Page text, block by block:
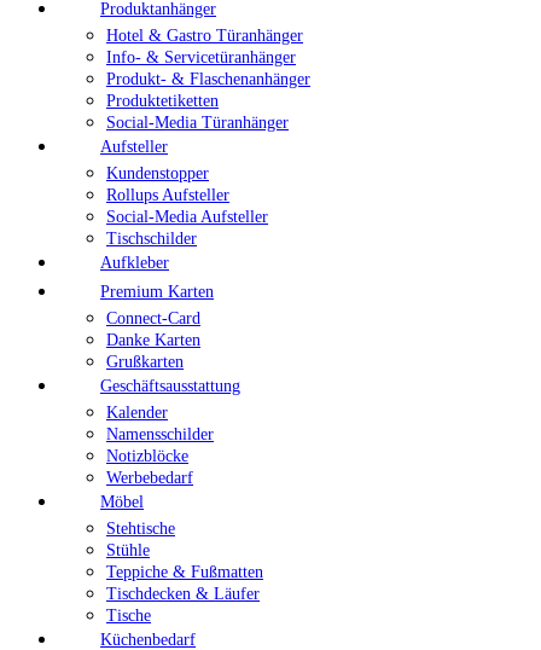
Produktanhänger
Hotel & Gastro Türanhänger
Info- & Servicetüranhänger
Produkt- & Flaschenanhänger
Produktetiketten
Social-Media Türanhänger
Aufsteller
Kundenstopper
Rollups Aufsteller
Social-Media Aufsteller
Tischschilder
Aufkleber
Premium Karten
Connect-Card
Danke Karten
Grußkarten
Geschäftsausstattung
Kalender
Namensschilder
Notizblöcke
Werbebedarf
Möbel
Stehtische
Stühle
Teppiche & Fußmatten
Tischdecken & Läufer
Tische
Küchenbedarf